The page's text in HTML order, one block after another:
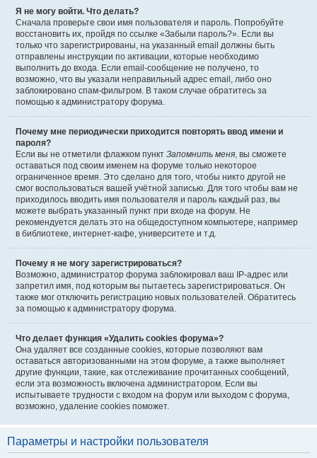
Я не могу войти. Что делать?
Сначала проверьте свои имя пользователя и пароль. Попробуйте
восстановить их, пройдя по ссылке «Забыли пароль?». Если вы
только что зарегистрированы, на указанный email должны быть
отправлены инструкции по активации, которые необходимо
выполнить до входа. Если email-сообщение не получено, то
возможно, что вы указали неправильный адрес email, либо оно
заблокировано спам-фильтром. В таком случае обратитесь за
помощью к администратору форума.
Почему мне периодически приходится повторять ввод имени и
пароля?
Если вы не отметили флажком пункт Запомнить меня , вы сможете
оставаться под своим именем на форуме только некоторое
ограниченное время. Это сделано для того, чтобы никто другой не
смог воспользоваться вашей учётной записью. Для того чтобы вам не
приходилось вводить имя пользователя и пароль каждый раз, вы
можете выбрать указанный пункт при входе на форум. Не
рекомендуется делать это на общедоступном компьютере, например
в библиотеке, интернет-кафе, университете и т.д.
Почему я не могу зарегистрироваться?
Возможно, администратор форума заблокировал ваш IP-адрес или
запретил имя, под которым вы пытаетесь зарегистрироваться. Он
также мог отключить регистрацию новых пользователей. Обратитесь
за помощью к администратору форума.
Что делает функция «Удалить cookies форума»?
Она удаляет все созданные cookies, которые позволяют вам
оставаться авторизованными на этом форуме, а также выполняет
другие функции, такие, как отслеживание прочитанных сообщений,
если эта возможность включена администратором. Если вы
испытываете трудности с входом на форум или выходом с форума,
возможно, удаление cookies поможет.
Параметры и настройки пользователя